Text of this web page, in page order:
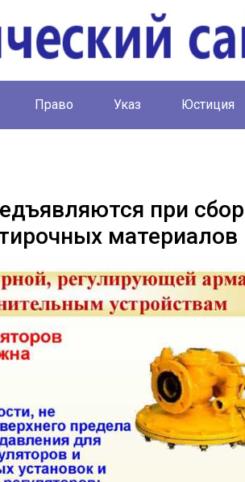
Право Указ Юстиция
при
материалов